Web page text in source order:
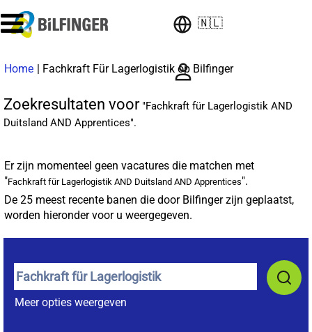
🇳🇱
Home | Fachkraft Für Lagerlogistik op Bilfinger(huidige
Zoekresultaten voor"Fachkraft für Lagerlogistik AND
Duitsland AND Apprentices".
Er zijn momenteel geen vacatures die matchen met
"Fachkraft für Lagerlogistik AND Duitsland AND Apprentices".
De 25 meest recente banen die door Bilfinger zijn geplaatst,
worden hieronder voor u weergegeven.
Meer opties weergeven